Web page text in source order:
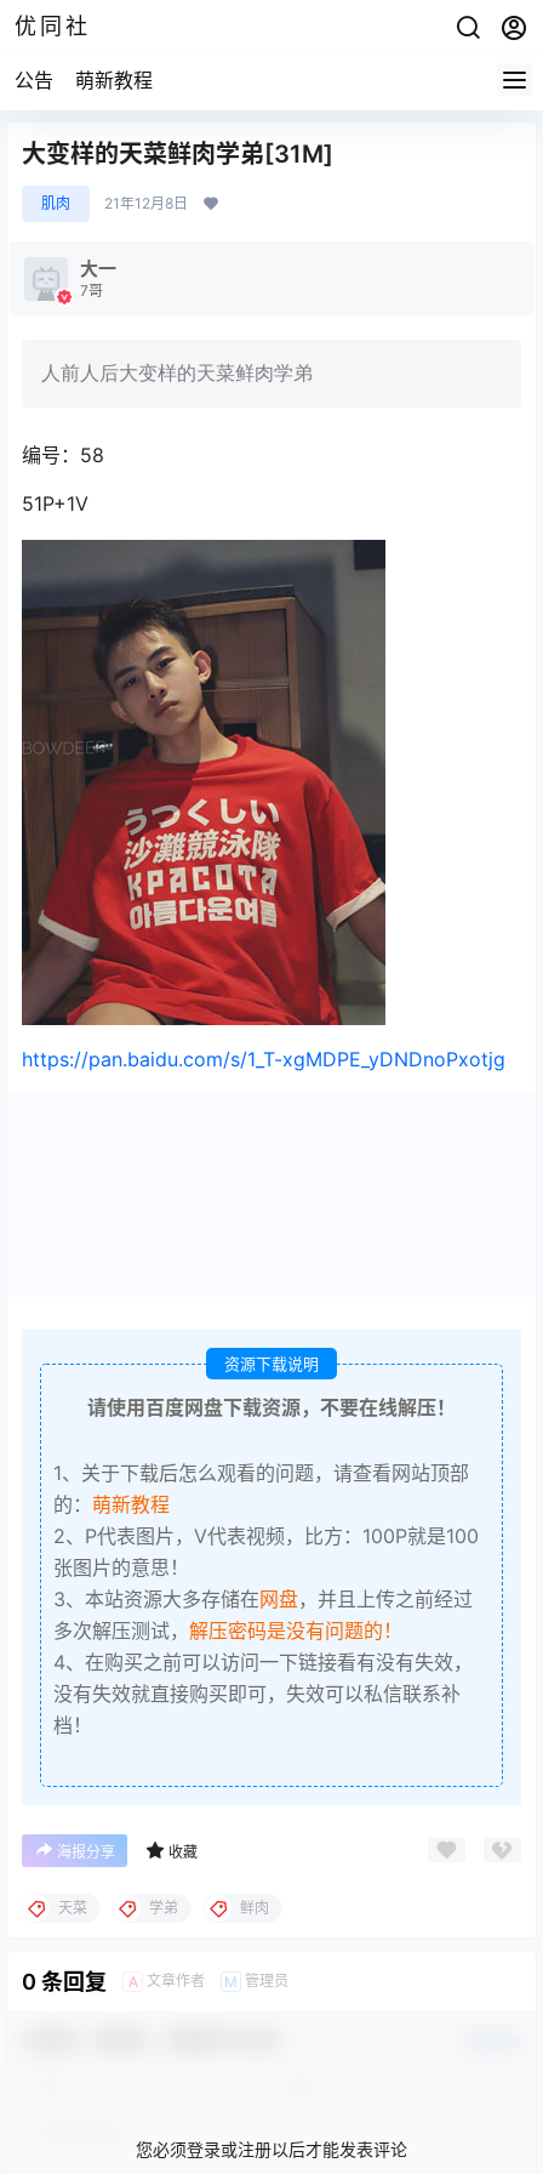
优同社
公告 萌新教程
大变样的天菜鲜肉学弟[31M]
肌肉 21年12月8日
大一
7哥
人前人后大变样的天菜鲜肉学弟
编号：58
51P+1V
https://pan.baidu.com/s/1_T-xgMDPE_yDNDnoPxotjg
资源下载说明
请使用百度网盘下载资源，不要在线解压！
1、关于下载后怎么观看的问题，请查看网站顶部
的： 萌新教程
2、P代表图片，V代表视频，比方：100P就是100
张图片的意思！
3、本站资源大多存储在网盘，并且上传之前经过
多次解压测试， 解压密码是没有问题的！
4、在购买之前可以访问一下链接看有没有失效，
没有失效就直接购买即可，失效可以私信联系补
档！
海报分享 收藏
天菜 学弟 鲜肉
0 条回复 A 文章作者 M 管理员
您必须登录或注册以后才能发表评论